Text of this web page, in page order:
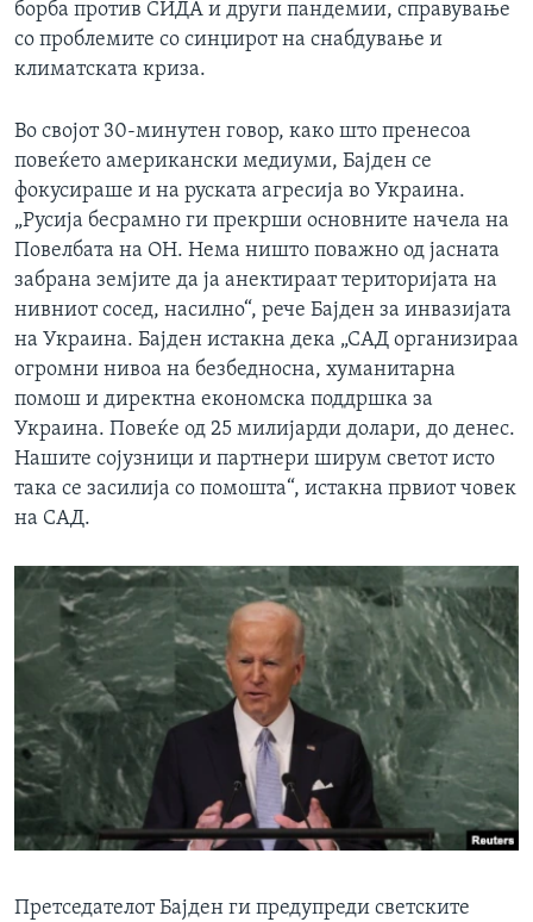
борба против СИДА и други пандемии, справување
со проблемите со синџирот на снабдување и
климатската криза.
Во својот 30-минутен говор, како што пренесоа
повеќето американски медиуми, Бајден се
фокусираше и на руската агресија во Украина.
„Русија бесрамно ги прекрши основните начела на
Повелбата на ОН. Нема ништо поважно од јасната
забрана земјите да ја анектираат територијата на
нивниот сосед, насилно“, рече Бајден за инвазијата
на Украина. Бајден истакна дека „САД организираа
огромни нивоа на безбедносна, хуманитарна
помош и директна економска поддршка за
Украина. Повеќе од 25 милијарди долари, до денес.
Нашите сојузници и партнери ширум светот исто
така се засилија со помошта“, истакна првиот човек
на САД.
Претседателот Бајден ги предупреди светските